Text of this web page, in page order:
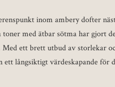
inom ambery dofter
toner med ätbar sötma har gjort
ett brett utbud av storlekar
långsiktigt värdeskapande för